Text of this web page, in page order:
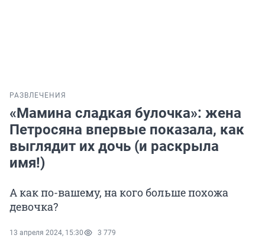
РАЗВЛЕЧЕНИЯ
«Мамина сладкая булочка»: жена
Петросяна впервые показала, как
выглядит их дочь (и раскрыла
имя!)
А как по-вашему, на кого больше похожа
девочка?
13 апреля 2024, 15:30 3 779